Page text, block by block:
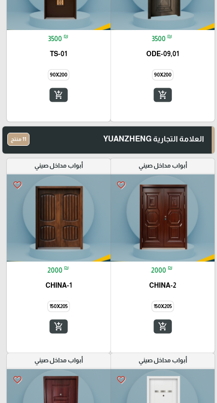
3500 ₪
ODE-09,01
90X200
add_shopping_cart
3500 ₪
TS-01
90X200
add_shopping_cart
العلامة التجارية YUANZHENG 11 منتج
أبواب مداخل صيني
favorite_border
2000 ₪
CHINA-2
150X205
add_shopping_cart
أبواب مداخل صيني
favorite_border
2000 ₪
CHINA-1
150X205
add_shopping_cart
أبواب مداخل صيني
favorite_border
أبواب مداخل صيني
favorite_border